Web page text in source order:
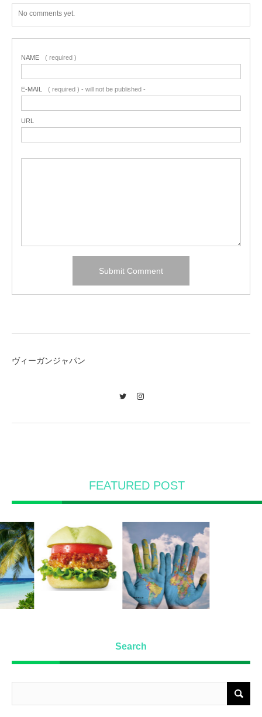
No comments yet.
NAME ( required )
E-MAIL ( required ) - will not be published -
URL
ヴィーガンジャパン
FEATURED POST
Search